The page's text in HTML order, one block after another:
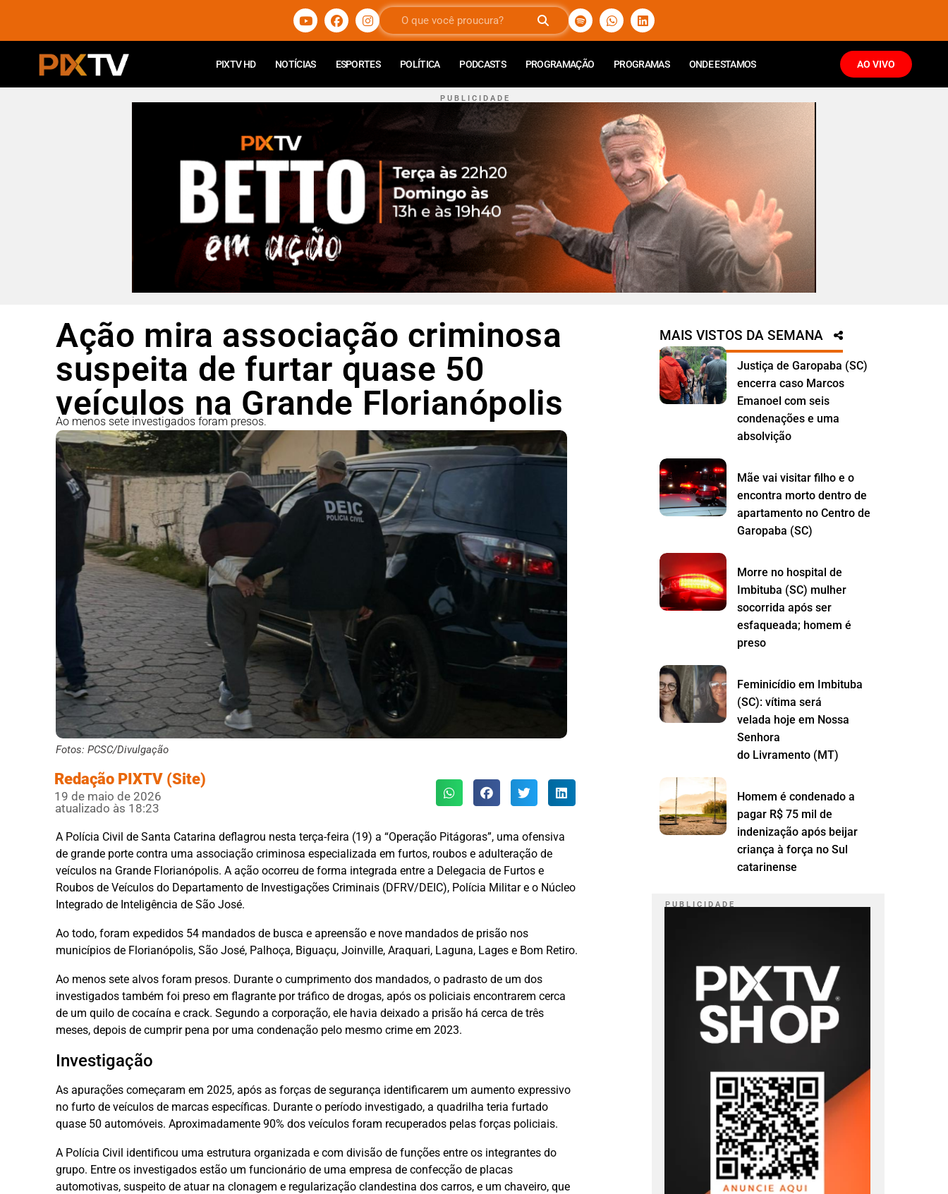
PIXTV HD NOTÍCIAS ESPORTES POLÍTICA PODCASTS PROGRAMAÇÃO PROGRAMAS ONDE ESTAMOS AO VIVO
P U B L I C I D A D E
Ação mira associação criminosa
suspeita de furtar quase 50
veículos na Grande Florianópolis
Ao menos sete investigados foram presos.
Fotos: PCSC/Divulgação
Redação PIXTV (Site)
19 de maio de 2026
atualizado às 18:23
A Polícia Civil de Santa Catarina deflagrou nesta terça-feira (19) a “Operação Pitágoras”, uma ofensiva
de grande porte contra uma associação criminosa especializada em furtos, roubos e adulteração de
veículos na Grande Florianópolis. A ação ocorreu de forma integrada entre a Delegacia de Furtos e
Roubos de Veículos do Departamento de Investigações Criminais (DFRV/DEIC), Polícia Militar e o Núcleo
Integrado de Inteligência de São José.
Ao todo, foram expedidos 54 mandados de busca e apreensão e nove mandados de prisão nos
municípios de Florianópolis, São José, Palhoça, Biguaçu, Joinville, Araquari, Laguna, Lages e Bom Retiro.
Ao menos sete alvos foram presos. Durante o cumprimento dos mandados, o padrasto de um dos
investigados também foi preso em flagrante por tráfico de drogas, após os policiais encontrarem cerca
de um quilo de cocaína e crack. Segundo a corporação, ele havia deixado a prisão há cerca de três
meses, depois de cumprir pena por uma condenação pelo mesmo crime em 2023.
Investigação
As apurações começaram em 2025, após as forças de segurança identificarem um aumento expressivo
no furto de veículos de marcas específicas. Durante o período investigado, a quadrilha teria furtado
quase 50 automóveis. Aproximadamente 90% dos veículos foram recuperados pelas forças policiais.
A Polícia Civil identificou uma estrutura organizada e com divisão de funções entre os integrantes do
grupo. Entre os investigados estão um funcionário de uma empresa de confecção de placas
automotivas, suspeito de atuar na clonagem e regularização clandestina dos carros, e um chaveiro, que
MAIS VISTOS DA SEMANA
Justiça de Garopaba (SC)
encerra caso Marcos
Emanoel com seis
condenações e uma
absolvição
Mãe vai visitar filho e o
encontra morto dentro de
apartamento no Centro de
Garopaba (SC)
Morre no hospital de
Imbituba (SC) mulher
socorrida após ser
esfaqueada; homem é
preso
Feminicídio em Imbituba
(SC): vítima será
velada hoje em Nossa
Senhora
do Livramento (MT)
Homem é condenado a
pagar R$ 75 mil de
indenização após beijar
criança à força no Sul
catarinense
P U B L I C I D A D E